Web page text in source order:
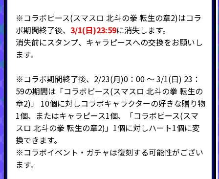
※コラボピース(スマスロ 北斗の拳 転生の章2)はコラ
ボ期間終了後、 3/1(日)23:59に消失します。
消失前にスタンプ、キャラピースへの交換をお願いし
ます。
※コラボ期間終了後、2/23(月)0：00 ～ 3/1(日) 23：
59の期間は「コラボピース(スマスロ 北斗の拳 転生の
章2)」 10個に対しコラボキャラクターの好きな贈り物
1個、またはキャラピース1個、「コラボピース(スマ
スロ 北斗の拳 転生の章2)」1個に対しハート1個に変
換できます。
※コラボイベント・ガチャは復刻する可能性がござい
ます。